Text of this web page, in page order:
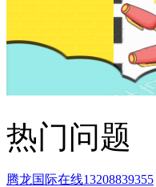
热门问题
腾龙国际在线13208839355